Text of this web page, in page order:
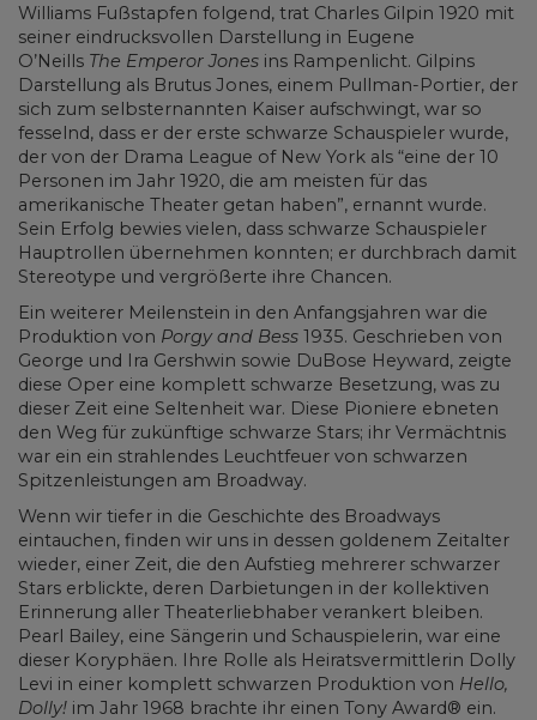
Williams Fußstapfen folgend, trat Charles Gilpin 1920 mit
seiner eindrucksvollen Darstellung in Eugene
O’Neills The Emperor Jones ins Rampenlicht. Gilpins
Darstellung als Brutus Jones, einem Pullman-Portier, der
sich zum selbsternannten Kaiser aufschwingt, war so
fesselnd, dass er der erste schwarze Schauspieler wurde,
der von der Drama League of New York als “eine der 10
Personen im Jahr 1920, die am meisten für das
amerikanische Theater getan haben”, ernannt wurde.
Sein Erfolg bewies vielen, dass schwarze Schauspieler
Hauptrollen übernehmen konnten; er durchbrach damit
Stereotype und vergrößerte ihre Chancen.
Ein weiterer Meilenstein in den Anfangsjahren war die
Produktion von Porgy and Bess 1935. Geschrieben von
George und Ira Gershwin sowie DuBose Heyward, zeigte
diese Oper eine komplett schwarze Besetzung, was zu
dieser Zeit eine Seltenheit war. Diese Pioniere ebneten
den Weg für zukünftige schwarze Stars; ihr Vermächtnis
war ein ein strahlendes Leuchtfeuer von schwarzen
Spitzenleistungen am Broadway.
Wenn wir tiefer in die Geschichte des Broadways
eintauchen, finden wir uns in dessen goldenem Zeitalter
wieder, einer Zeit, die den Aufstieg mehrerer schwarzer
Stars erblickte, deren Darbietungen in der kollektiven
Erinnerung aller Theaterliebhaber verankert bleiben.
Pearl Bailey, eine Sängerin und Schauspielerin, war eine
dieser Koryphäen. Ihre Rolle als Heiratsvermittlerin Dolly
Levi in einer komplett schwarzen Produktion von Hello,
Dolly! im Jahr 1968 brachte ihr einen Tony Award® ein.